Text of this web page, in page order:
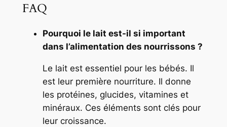
FAQ
Pourquoi le lait est-il si important
dans l’alimentation des nourrissons ?
Le lait est essentiel pour les bébés. Il
est leur première nourriture. Il donne
les protéines, glucides, vitamines et
minéraux. Ces éléments sont clés pour
leur croissance.